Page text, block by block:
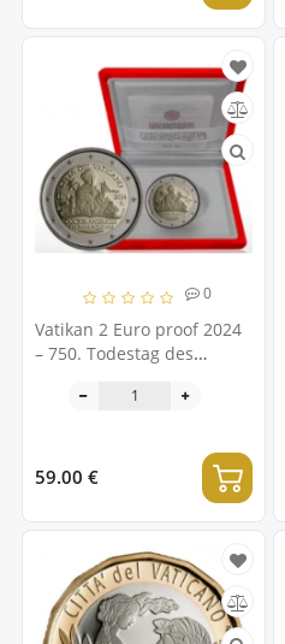
0
Vatikan 2 Euro proof 2024
– 750. Todestag des
Aquin
59.00 €